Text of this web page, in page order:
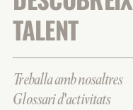
TALENT
Treballa amb nosaltres
Glossari d'activitats